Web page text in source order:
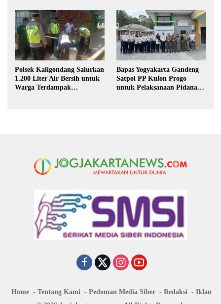
Polsek Kaligondang Salurkan
1.200 Liter Air Bersih untuk
Warga Terdampak
Bapas Yogyakarta Gandeng
Satpol PP Kulon Progo
untuk Pelaksanaan Pidana
Home Tentang Kami Pedoman Media Siber Redaksi
Iklan